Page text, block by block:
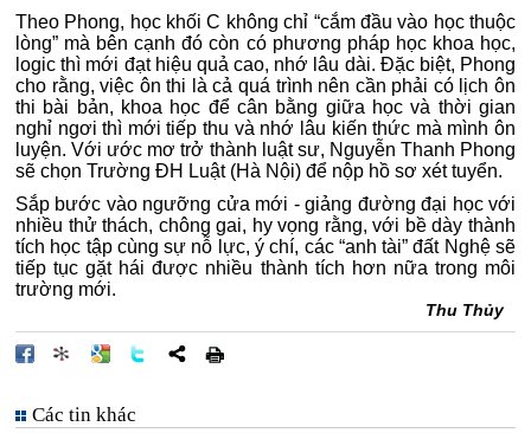
Theo Phong, học khối C không chỉ “cắm đầu vào học thuộc
lòng” mà bên cạnh đó còn có phương pháp học khoa học,
logic thì mới đạt hiệu quả cao, nhớ lâu dài. Đặc biệt, Phong
cho rằng, việc ôn thi là cả quá trình nên cần phải có lịch ôn
thi bài bản, khoa học để cân bằng giữa học và thời gian
nghỉ ngơi thì mới tiếp thu và nhớ lâu kiến thức mà mình ôn
luyện. Với ước mơ trở thành luật sư, Nguyễn Thanh Phong
sẽ chọn Trường ĐH Luật (Hà Nội) để nộp hồ sơ xét tuyển.
Sắp bước vào ngưỡng cửa mới - giảng đường đại học với
nhiều thử thách, chông gai, hy vọng rằng, với bề dày thành
tích học tập cùng sự nỗ lực, ý chí, các “anh tài” đất Nghệ sẽ
tiếp tục gặt hái được nhiều thành tích hơn nữa trong môi
trường mới.
Thu Thủy
Các tin khác